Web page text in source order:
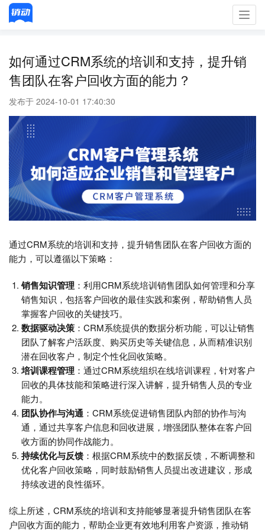
如何通过CRM系统的培训和支持，提升销
售团队在客户回收方面的能力？
发布于 2024-10-01 17:40:30
通过CRM系统的培训和支持，提升销售团队在客户回收方面的
能力，可以遵循以下策略：
销售知识管理 ：利用CRM系统培训销售团队如何管理和分享
销售知识，包括客户回收的最佳实践和案例，帮助销售人员
掌握客户回收的关键技巧。
数据驱动决策 ：CRM系统提供的数据分析功能，可以让销售
团队了解客户活跃度、购买历史等关键信息，从而精准识别
潜在回收客户，制定个性化回收策略。
培训课程管理 ：通过CRM系统组织在线培训课程，针对客户
回收的具体技能和策略进行深入讲解，提升销售人员的专业
能力。
团队协作与沟通 ：CRM系统促进销售团队内部的协作与沟
通，通过共享客户信息和回收进展，增强团队整体在客户回
收方面的协同作战能力。
持续优化与反馈：根据CRM系统中的数据反馈，不断调整和
优化客户回收策略，同时鼓励销售人员提出改进建议，形成
持续改进的良性循环。
综上所述，CRM系统的培训和支持能够显著提升销售团队在客
户回收方面的能力，帮助企业更有效地利用客户资源，推动销